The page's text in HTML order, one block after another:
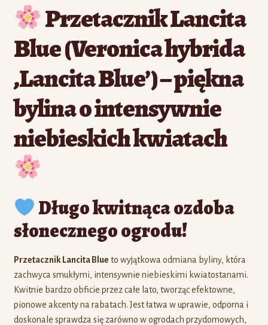
Przetacznik Lancita
Blue (Veronica hybrida
‚Lancita Blue’) – piękna
bylina o intensywnie
niebieskich kwiatach
Długo kwitnąca ozdoba
słonecznego ogrodu!
Przetacznik Lancita Blue to wyjątkowa odmiana byliny, która
zachwyca smukłymi, intensywnie niebieskimi kwiatostanami.
Kwitnie bardzo obficie przez całe lato, tworząc efektowne,
pionowe akcenty na rabatach. Jest łatwa w uprawie, odporna i
doskonale sprawdza się zarówno w ogrodach przydomowych,